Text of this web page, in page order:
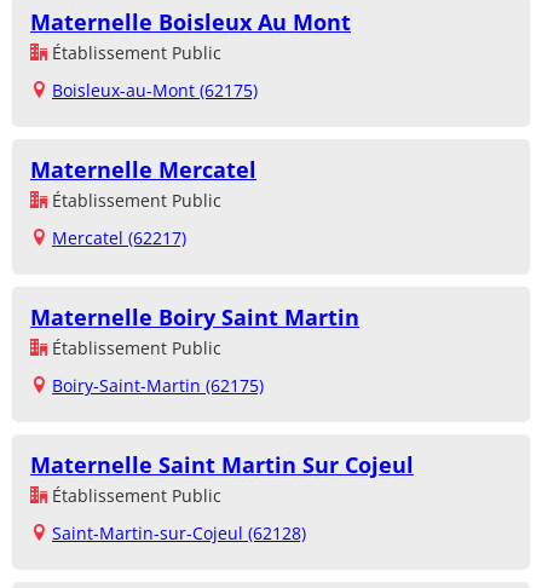
Maternelle Boisleux Au Mont
Établissement Public
Boisleux-au-Mont (62175)
Maternelle Mercatel
Établissement Public
Mercatel (62217)
Maternelle Boiry Saint Martin
Établissement Public
Boiry-Saint-Martin (62175)
Maternelle Saint Martin Sur Cojeul
Établissement Public
Saint-Martin-sur-Cojeul (62128)